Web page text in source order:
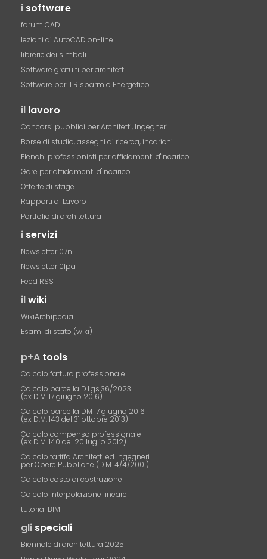
i software
forum CAD
lezioni di AutoCAD on-line
librerie dei simboli
Software gratuiti per architetti
Software per il Risparmio Energetico
il lavoro
Concorsi pubblici per Architetti, Ingegneri
Borse di studio, assegni di ricerca, incarichi
Elenchi professionisti per affidamenti d'incarico
Gare per affidamenti d'incarico
Offerte di stage
Rapporti di Lavoro
Portfolio di architettura
i servizi
Newsletter 07nl
Newsletter 01pa
Feed RSS
ilwiki
WikiArchipedia
Esami di stato (wiki)
p+A tools
Calcolo fattura professionale
Calcolo parcella D.Lgs.36/2023
(ex D.M. 17 giugno 2016)
Calcolo parcella DM 17 giugno 2016
(ex D.M. 143 del 31 ottobre 2013)
Calcolo compenso professionale
(ex D.M. 140 del 20 luglio 2012)
Calcolo tariffa Architetti ed Ingegneri
per Opere Pubbliche (D.M. 4/4/2001)
Calcolo costo di costruzione
Calcolo interpolazione lineare
tutorial BIM
gli speciali
Biennale di architettura 2025